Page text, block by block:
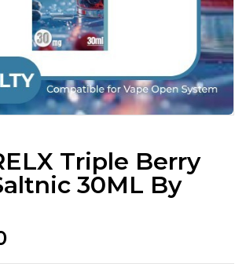
Triple Berry
30ML By